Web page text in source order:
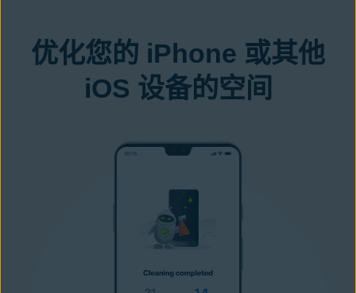
优化您的 iPhone 或其他
iOS 设备的空间